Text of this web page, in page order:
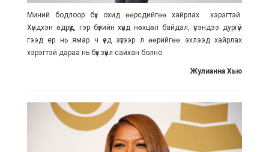
Миний бодлоор бүх охид өөрсдийгөө хайрлах хэрэгтэй.
Хүндхэн өдрүүд, гэр бүлийн хүнд нөхцөл байдал, үсэндээ дургүй
гээд ер нь ямар ч үед зүгээр л өөрийгөө эхлээд хайрлах
хэрэгтэй дараа нь бүх зүйл сайхан болно.
Жулианна Хью